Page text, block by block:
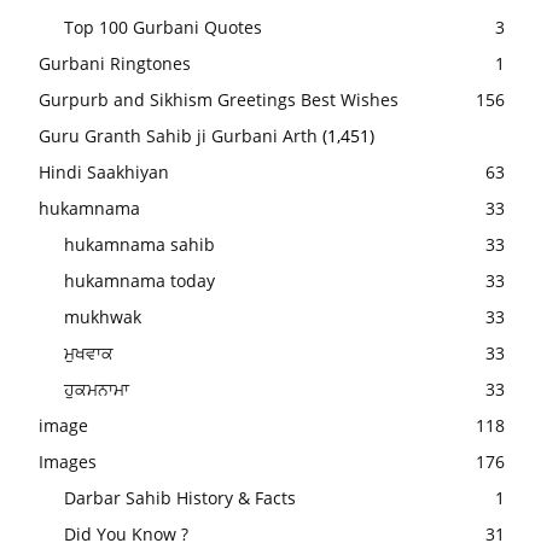
Top 100 Gurbani Quotes
3
Gurbani Ringtones
1
Gurpurb and Sikhism Greetings Best Wishes
156
Guru Granth Sahib ji Gurbani Arth (1,451)
Hindi Saakhiyan
63
hukamnama
33
hukamnama sahib
33
hukamnama today
33
mukhwak
33
ਮੁਖਵਾਕ
33
ਹੁਕਮਨਾਮਾ
33
image
118
Images
176
Darbar Sahib History & Facts
1
Did You Know ?
31